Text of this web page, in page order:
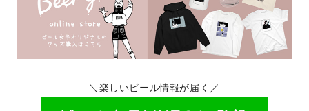
＼楽しいビール情報が届く／